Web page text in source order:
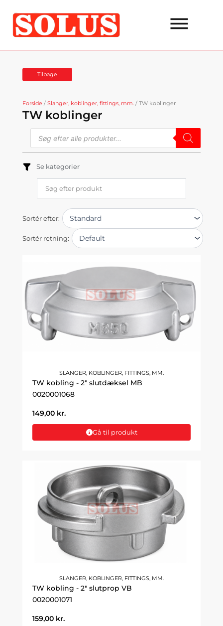
indholdet
Tilbage
Forside / Slanger, koblinger, fittings, mm. / TW koblinger
TW koblinger
search
Se kategorier
Sortér efter:
Sortér retning:
SLANGER, KOBLINGER, FITTINGS, MM.
TW kobling - 2" slutdæksel MB
0020001068
149,00 kr.
Gå til produkt
SLANGER, KOBLINGER, FITTINGS, MM.
TW kobling - 2" slutprop VB
0020001071
159,00 kr.